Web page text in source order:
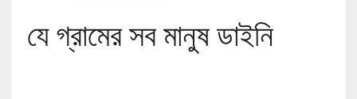
যে গ্রামের সব মানুষ ডাইনি